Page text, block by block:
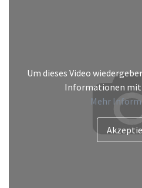
Um dieses Video
Informationen mit
Mehr